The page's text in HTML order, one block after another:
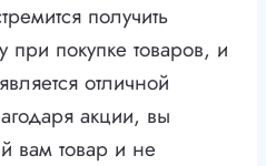
получить
покупке товаров, и
отличной
акции, вы
вам товар и не